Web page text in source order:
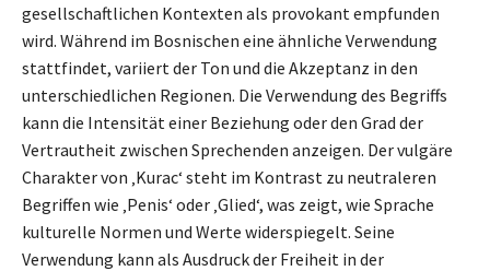
gesellschaftlichen Kontexten als provokant empfunden
wird. Während im Bosnischen eine ähnliche Verwendung
stattfindet, variiert der Ton und die Akzeptanz in den
unterschiedlichen Regionen. Die Verwendung des Begriffs
kann die Intensität einer Beziehung oder den Grad der
Vertrautheit zwischen Sprechenden anzeigen. Der vulgäre
Charakter von ‚Kurac‘ steht im Kontrast zu neutraleren
Begriffen wie ‚Penis‘ oder ‚Glied‘, was zeigt, wie Sprache
kulturelle Normen und Werte widerspiegelt. Seine
Verwendung kann als Ausdruck der Freiheit in der